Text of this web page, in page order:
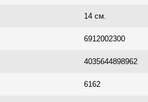
14 см.
6912002300
4035644898962
6162